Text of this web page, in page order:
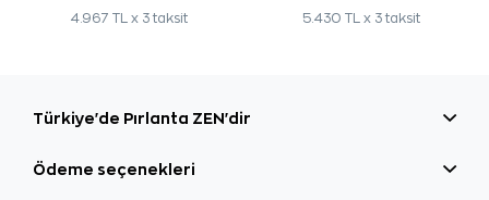
4.967 TL x 3 taksit 5.430 TL x 3 taksit
Türkiye'de Pırlanta ZEN'dir
Ödeme seçenekleri